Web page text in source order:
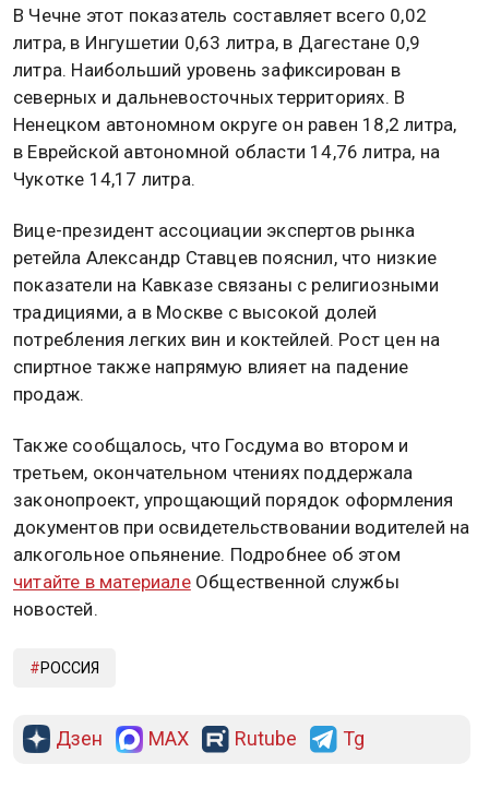
В Чечне этот показатель составляет всего 0,02
литра, в Ингушетии 0,63 литра, в Дагестане 0,9
литра. Наибольший уровень зафиксирован в
северных и дальневосточных территориях. В
Ненецком автономном округе он равен 18,2 литра,
в Еврейской автономной области 14,76 литра, на
Чукотке 14,17 литра.
Вице-президент ассоциации экспертов рынка
ретейла Александр Ставцев пояснил, что низкие
показатели на Кавказе связаны с религиозными
традициями, а в Москве с высокой долей
потребления легких вин и коктейлей. Рост цен на
спиртное также напрямую влияет на падение
продаж.
Также сообщалось, что Госдума во втором и
третьем, окончательном чтениях поддержала
законопроект, упрощающий порядок оформления
документов при освидетельствовании водителей на
алкогольное опьянение. Подробнее об этом
читайте в материалеОбщественной службы
новостей.
РОССИЯ
Дзен MAX Rutube Tg